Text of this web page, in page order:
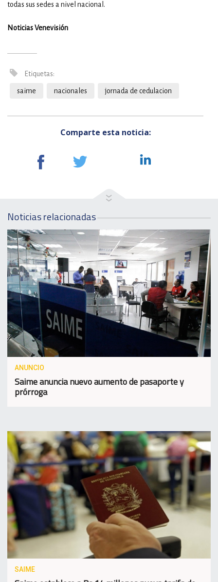
todas sus sedes a nivel nacional.
Noticias Venevisión
Etiquetas:
saime nacionales jornada de cedulacion
Comparte esta noticia:
Noticias relacionadas
ANUNCIO
Saime anuncia nuevo aumento de pasaporte y
prórroga
SAIME